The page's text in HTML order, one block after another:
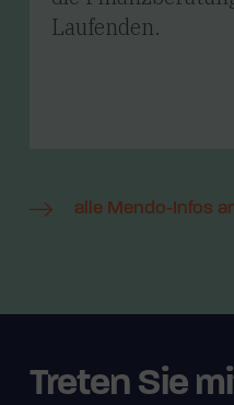
Laufenden.
alle Mendo-Infos
Treten Sie